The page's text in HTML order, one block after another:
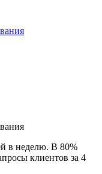
в неделю. В 80%
клиентов за 4